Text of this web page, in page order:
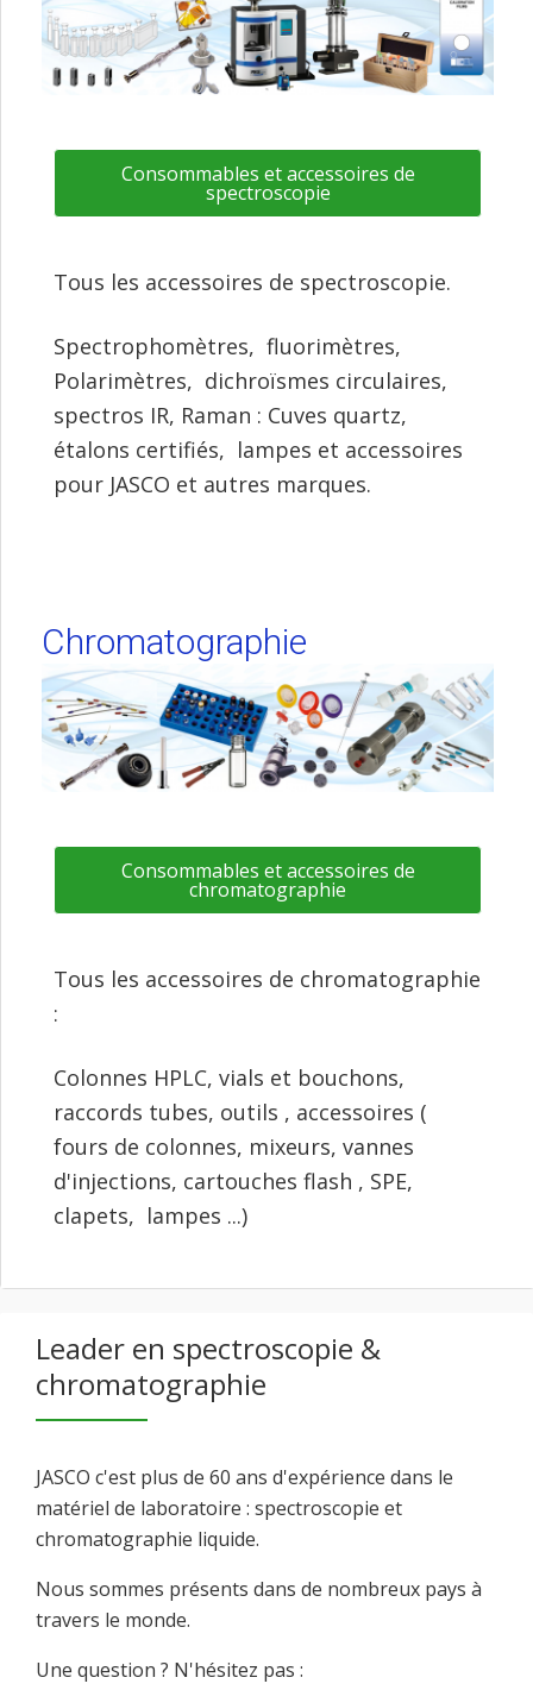
Consommables et accessoires de
spectroscopie
Tous les accessoires de spectroscopie.
Spectrophomètres, fluorimètres,
Polarimètres, dichroïsmes circulaires,
spectros IR, Raman : Cuves quartz,
étalons certifiés, lampes et accessoires
pour JASCO et autres marques.
Chromatographie
Consommables et accessoires de
chromatographie
Tous les accessoires de chromatographie
:
Colonnes HPLC, vials et bouchons,
raccords tubes, outils , accessoires (
fours de colonnes, mixeurs, vannes
d'injections, cartouches flash , SPE,
clapets, lampes ...)
Leader en spectroscopie &
chromatographie
JASCO c'est plus de 60 ans d'expérience dans le
matériel de laboratoire : spectroscopie et
chromatographie liquide.
Nous sommes présents dans de nombreux pays à
travers le monde.
Une question ? N'hésitez pas :